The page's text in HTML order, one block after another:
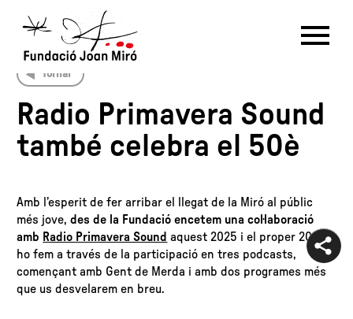
CAT
DE
RU
IT
日本語
한국어
NL
PT
Tornar
Radio Primavera Sound
també celebra el 50è
Amb l’esperit de fer arribar el llegat de la Miró al públic
més jove,des de la Fundació encetem una col·laboració
amb Radio Primavera Sound aquest 2025 i el proper 2026. I
ho fem a través de la participació en tres podcasts,
començant amb Gent de Merda i amb dos programes més
que us desvelarem en breu.